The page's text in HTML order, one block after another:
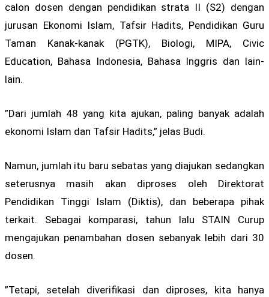
calon dosen dengan pendidikan strata II (S2) dengan
jurusan Ekonomi Islam, Tafsir Hadits, Pendidikan Guru
Taman Kanak-kanak (PGTK), Biologi, MIPA, Civic
Education, Bahasa Indonesia, Bahasa Inggris dan lain-
lain.
”Dari jumlah 48 yang kita ajukan, paling banyak adalah
ekonomi Islam dan Tafsir Hadits,” jelas Budi.
Namun, jumlah itu baru sebatas yang diajukan sedangkan
seterusnya masih akan diproses oleh Direktorat
Pendidikan Tinggi Islam (Diktis), dan beberapa pihak
terkait. Sebagai komparasi, tahun lalu STAIN Curup
mengajukan penambahan dosen sebanyak lebih dari 30
dosen.
”Tetapi, setelah diverifikasi dan diproses, kita hanya